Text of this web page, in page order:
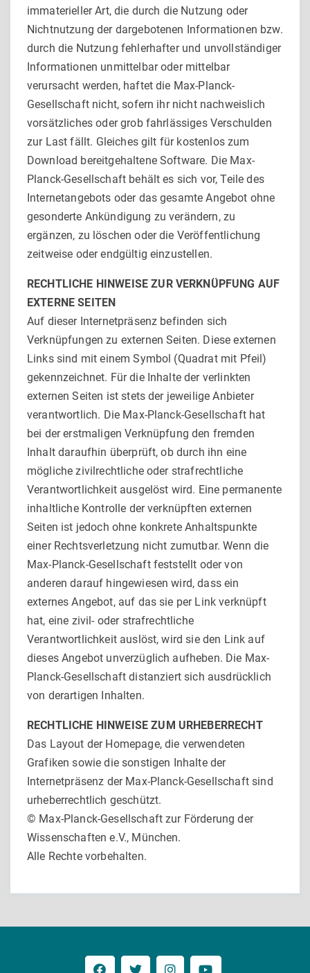
immaterieller Art, die durch die Nutzung oder
Nichtnutzung der dargebotenen Informationen bzw.
durch die Nutzung fehlerhafter und unvollständiger
Informationen unmittelbar oder mittelbar
verursacht werden, haftet die Max-Planck-
Gesellschaft nicht, sofern ihr nicht nachweislich
vorsätzliches oder grob fahrlässiges Verschulden
zur Last fällt. Gleiches gilt für kostenlos zum
Download bereitgehaltene Software. Die Max-
Planck-Gesellschaft behält es sich vor, Teile des
Internetangebots oder das gesamte Angebot ohne
gesonderte Ankündigung zu verändern, zu
ergänzen, zu löschen oder die Veröffentlichung
zeitweise oder endgültig einzustellen.
RECHTLICHE HINWEISE ZUR VERKNÜPFUNG AUF
EXTERNE SEITEN
Auf dieser Internetpräsenz befinden sich
Verknüpfungen zu externen Seiten. Diese externen
Links sind mit einem Symbol (Quadrat mit Pfeil)
gekennzeichnet. Für die Inhalte der verlinkten
externen Seiten ist stets der jeweilige Anbieter
verantwortlich. Die Max-Planck-Gesellschaft hat
bei der erstmaligen Verknüpfung den fremden
Inhalt daraufhin überprüft, ob durch ihn eine
mögliche zivilrechtliche oder strafrechtliche
Verantwortlichkeit ausgelöst wird. Eine permanente
inhaltliche Kontrolle der verknüpften externen
Seiten ist jedoch ohne konkrete Anhaltspunkte
einer Rechtsverletzung nicht zumutbar. Wenn die
Max-Planck-Gesellschaft feststellt oder von
anderen darauf hingewiesen wird, dass ein
externes Angebot, auf das sie per Link verknüpft
hat, eine zivil- oder strafrechtliche
Verantwortlichkeit auslöst, wird sie den Link auf
dieses Angebot unverzüglich aufheben. Die Max-
Planck-Gesellschaft distanziert sich ausdrücklich
von derartigen Inhalten.
RECHTLICHE HINWEISE ZUM URHEBERRECHT
Das Layout der Homepage, die verwendeten
Grafiken sowie die sonstigen Inhalte der
Internetpräsenz der Max-Planck-Gesellschaft sind
urheberrechtlich geschützt.
© Max-Planck-Gesellschaft zur Förderung der
Wissenschaften e.V., München.
Alle Rechte vorbehalten.